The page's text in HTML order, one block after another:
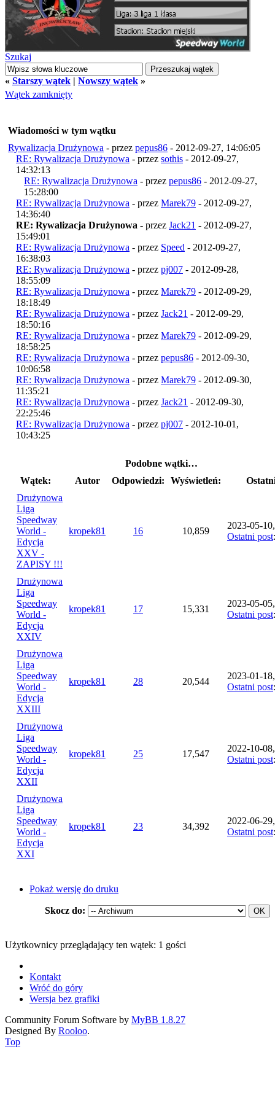
Szukaj
« Starszy wątek | Nowszy wątek »
Wątek zamknięty
Wiadomości w tym wątku
Rywalizacja Drużynowa - przez pepus86 - 2012-09-27, 14:06:05
RE: Rywalizacja Drużynowa - przez sothis - 2012-09-27,
14:32:13
RE: Rywalizacja Drużynowa - przez pepus86 - 2012-09-27,
15:28:00
RE: Rywalizacja Drużynowa - przez Marek79 - 2012-09-27,
14:36:40
RE: Rywalizacja Drużynowa - przez Jack21 - 2012-09-27,
15:49:01
RE: Rywalizacja Drużynowa - przez Speed - 2012-09-27,
16:38:03
RE: Rywalizacja Drużynowa - przez pj007 - 2012-09-28,
18:55:09
RE: Rywalizacja Drużynowa - przez Marek79 - 2012-09-29,
18:18:49
RE: Rywalizacja Drużynowa - przez Jack21 - 2012-09-29,
18:50:16
RE: Rywalizacja Drużynowa - przez Marek79 - 2012-09-29,
18:58:25
RE: Rywalizacja Drużynowa - przez pepus86 - 2012-09-30,
10:06:58
RE: Rywalizacja Drużynowa - przez Marek79 - 2012-09-30,
11:35:21
RE: Rywalizacja Drużynowa - przez Jack21 - 2012-09-30,
22:25:46
RE: Rywalizacja Drużynowa - przez pj007 - 2012-10-01,
10:43:25
Podobne wątki…
Wątek:
Autor Odpowiedzi: Wyświetleń:
Drużynowa
Liga
Speedway
World -
Edycja
XXV -
ZAPISY !!!
kropek81 16 10,859
2023-05-
Ostatni post
Drużynowa
Liga
Speedway
World -
Edycja
XXIV
kropek81 17 15,331
2023-05-
Ostatni post
Drużynowa
Liga
Speedway
World -
Edycja
XXIII
kropek81 28 20,544
2023-01-
Ostatni post
Drużynowa
Liga
Speedway
World -
Edycja
XXII
kropek81 25 17,547
2022-10-
Ostatni post
Drużynowa
Liga
Speedway
World -
Edycja
XXI
kropek81 23 34,392
2022-06-
Ostatni post
Pokaż wersję do druku
Skocz do:
Użytkownicy przeglądający ten wątek: 1 gości
Kontakt
Wróć do góry
Wersja bez grafiki
Community Forum Software by MyBB 1.8.27
Designed By Rooloo.
Top